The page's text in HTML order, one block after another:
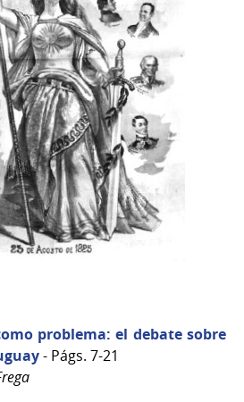
problema: el debate sobre
- Págs. 7-21